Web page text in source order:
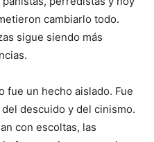
cambiarlo todo.
sigue siendo más
fue un hecho aislado. Fue
descuido y del cinismo.
con escoltas, las